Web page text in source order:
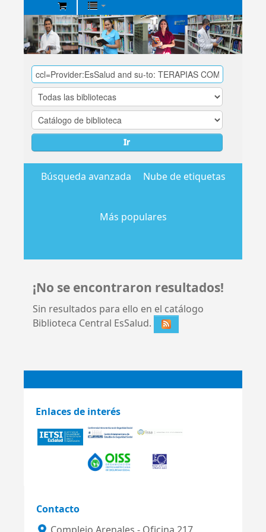
Biblioteca
Central
EsSalud
Ir
Búsqueda avanzada Nube de etiquetas
Más populares
¡No se encontraron resultados!
Sin resultados para ello en el catálogo
Biblioteca Central EsSalud.
Enlaces de interés
Contacto